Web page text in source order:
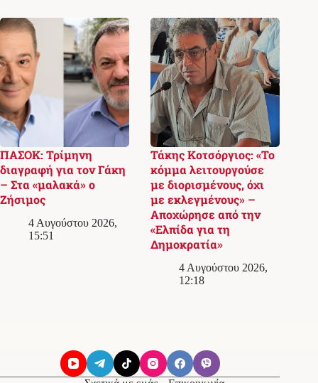
ΠΑΣΟΚ: Τρίμηνη
διαγραφή για τον Γάκη
– Στα «μαλακά» ο
Ζήσιμος
4 Αυγούστου 2026,
15:51
Τάκης Κοτσόργιος: «Το
κόμμα λειτουργούσε
με διορισμένους, όχι
με εκλεγμένους» –
Αποχώρησε από την
«Ελπίδα για τη
Δημοκρατία»
4 Αυγούστου 2026,
12:18